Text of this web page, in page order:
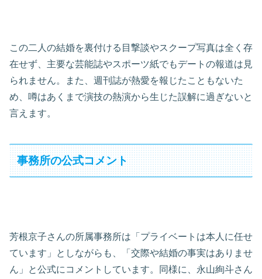
この二人の結婚を裏付ける目撃談やスクープ写真は全く存
在せず、主要な芸能誌やスポーツ紙でもデートの報道は見
られません。また、週刊誌が熱愛を報じたこともないた
め、噂はあくまで演技の熱演から生じた誤解に過ぎないと
言えます。
事務所の公式コメント
芳根京子さんの所属事務所は「プライベートは本人に任せ
ています」としながらも、「交際や結婚の事実はありませ
ん」と公式にコメントしています。同様に、永山絢斗さん